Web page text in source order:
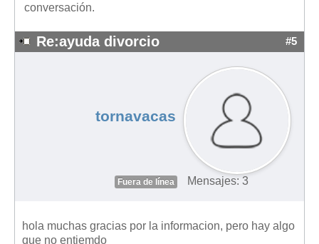
conversación.
Re:ayuda divorcio #5
tornavacas
Fuera de línea Mensajes: 3
hola muchas gracias por la informacion, pero hay algo
que no entiemdo